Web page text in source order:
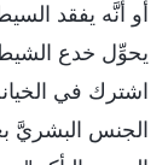
أو أنَّه يفقد
يحوِّل خدع
اشترك في
الجنس البشريَّ